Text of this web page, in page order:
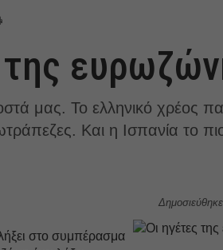
μας. Το ελληνικό χρέος
Και η Ισπανία το
στο συμπέρασμα